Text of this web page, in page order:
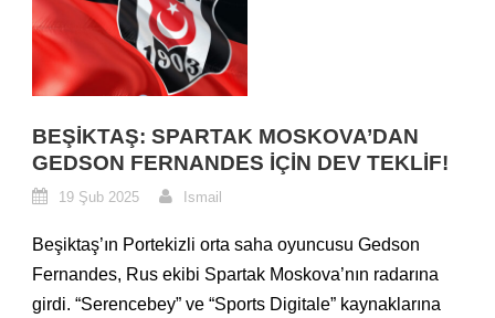
BEŞIKTAŞ: SPARTAK MOSKOVA’DAN
GEDSON FERNANDES İÇIN DEV TEKLIF!
19 Şub 2025 Ismail
Beşiktaş’ın Portekizli orta saha oyuncusu Gedson
Fernandes, Rus ekibi Spartak Moskova’nın radarına
girdi. “Serencebey” ve “Sports Digitale” kaynaklarına